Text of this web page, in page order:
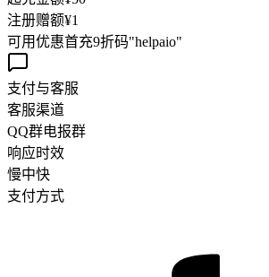
注册赠额¥1
可用优惠首充9折码"helpaio"
支付与客服
客服渠道
QQ群电报群
响应时效
慢中快
支付方式